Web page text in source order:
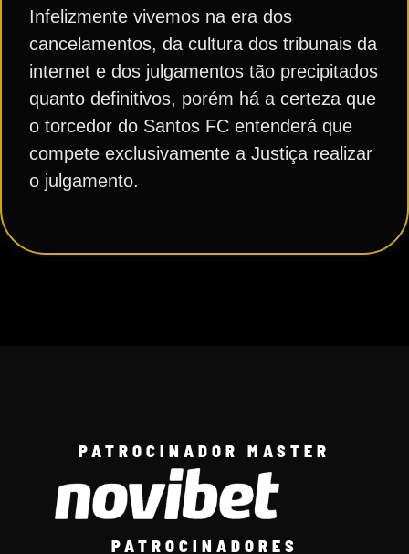
Infelizmente vivemos na era dos
cancelamentos, da cultura dos tribunais da
internet e dos julgamentos tão precipitados
quanto definitivos, porém há a certeza que
o torcedor do Santos FC entenderá que
compete exclusivamente a Justiça realizar
o julgamento.
PATROCINADOR MASTER
PATROCINADORES